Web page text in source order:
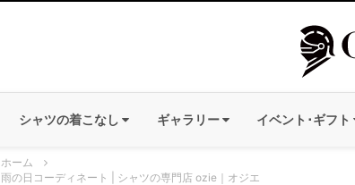
シャツの着こなし ギャラリー イベント･ギフト
ホーム
雨の日コーディネート | シャツの専門店 ozie｜オジエ